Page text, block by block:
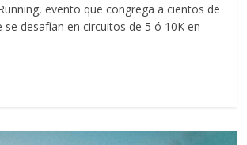
evento que congrega a cientos de
se desafían en circuitos de 5 ó 10K en